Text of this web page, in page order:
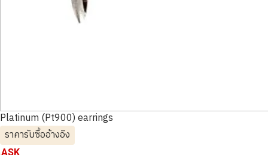
Platinum (Pt900) earrings
ราคารับซื้ออ้างอิง
ASK